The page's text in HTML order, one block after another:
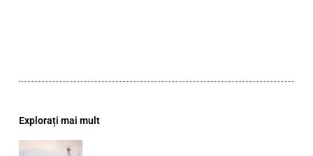
Explorați mai mult